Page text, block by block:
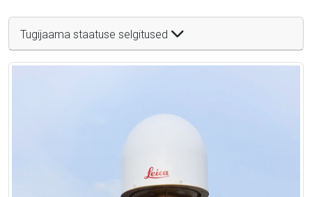
Tugijaama staatuse selgitused